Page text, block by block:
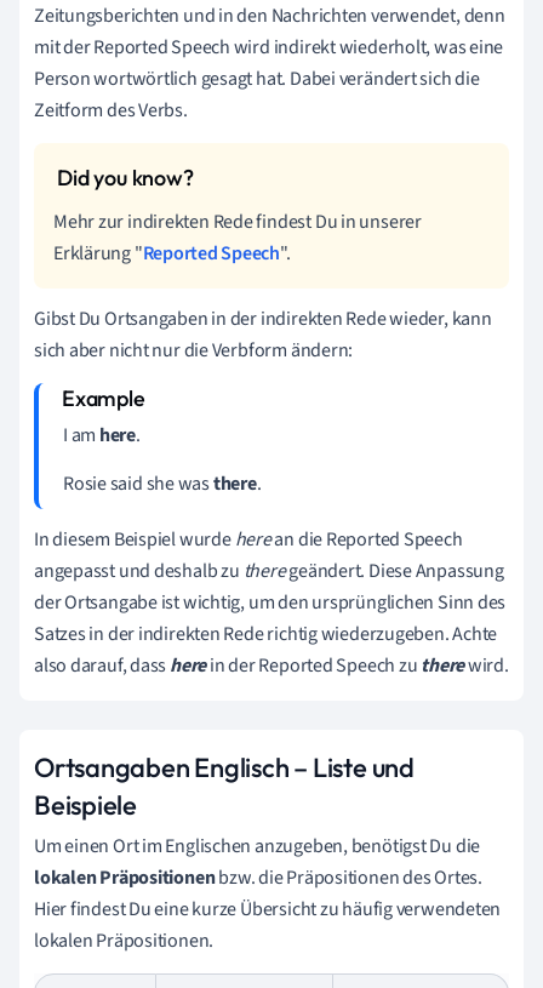
Zeitungsberichten und in den Nachrichten verwendet, denn
mit der Reported Speech wird indirekt wiederholt, was eine
Person wortwörtlich gesagt hat. Dabei verändert sich die
Zeitform des Verbs.
Mehr zur indirekten Rede findest Du in unserer
Erklärung "Reported Speech".
Gibst Du Ortsangaben in der indirekten Rede wieder, kann
sich aber nicht nur die Verbform ändern:
I am here.
Rosie said she wasthere.
In diesem Beispiel wurdeherean die Reported Speech
angepasst und deshalb zu theregeändert. Diese Anpassung
der Ortsangabe ist wichtig, um den ursprünglichen Sinn des
Satzes in der indirekten Rede richtig wiederzugeben. Achte
also darauf, dassherein der Reported Speechzu therewird.
Ortsangaben Englisch – Liste und
Beispiele
Um einen Ort im Englischen anzugeben, benötigst Du die
lokalen Präpositionenbzw. die Präpositionen des Ortes.
Hier findest Du eine kurze Übersicht zu häufig verwendeten
lokalen Präpositionen.